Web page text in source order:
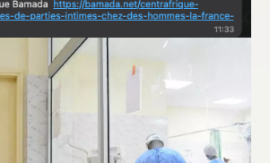
ressortissants français
des stratégies secrètes
attributs masculins des